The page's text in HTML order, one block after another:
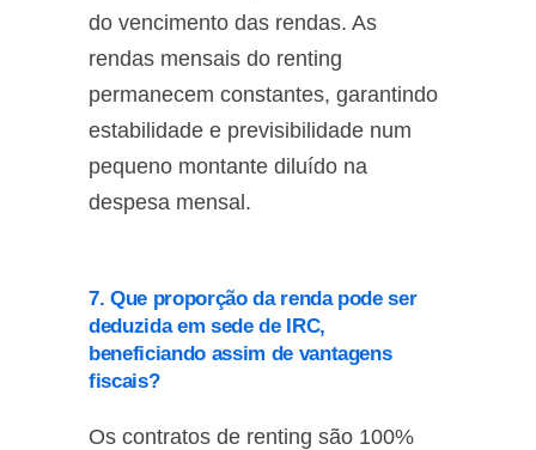
do vencimento das rendas. As
rendas mensais do renting
permanecem constantes, garantindo
estabilidade e previsibilidade num
pequeno montante diluído na
despesa mensal.
7. Que proporção da renda pode ser
deduzida em sede de IRC,
beneficiando assim de vantagens
fiscais?
Os contratos de renting são 100%